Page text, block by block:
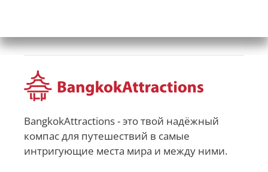
BangkokAttractions - это твой надёжный
компас для путешествий в самые
интригующие места мира и между ними.